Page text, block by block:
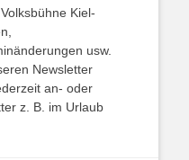
Kiel-
usw.
Newsletter
an- oder
z. B. im Urlaub